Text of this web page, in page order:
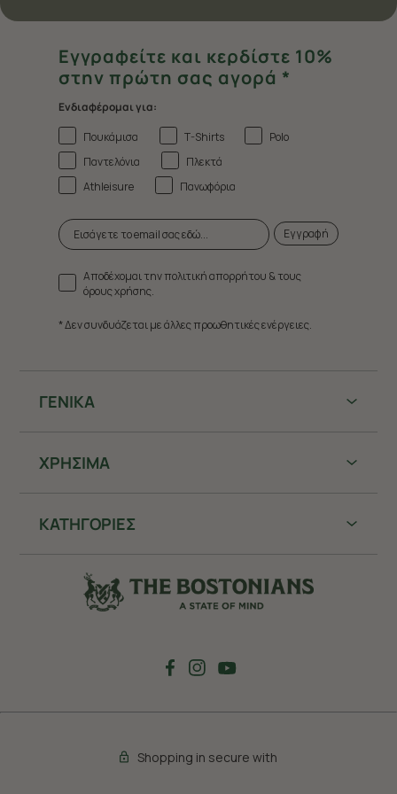
ΓΕΝΙΚΑ
ΧΡHΣΙΜΑ
ΚΑΤΗΓΟΡΙΕΣ
Εγγραφείτε και κερδίστε 10%
στην πρώτη σας αγορά *
Ενδιαφέρομαι για:
Πουκάμισα
T-Shirts
Polo
Παντελόνια
Πλεκτά
Athleisure
Πανωφόρια
Εγγραφή
Αποδέχομαι την πολιτική απορρήτου & τους
όρους χρήσης.
* Δεν συνδυάζεται με άλλες προωθητικές ενέργειες.
Shopping in secure with